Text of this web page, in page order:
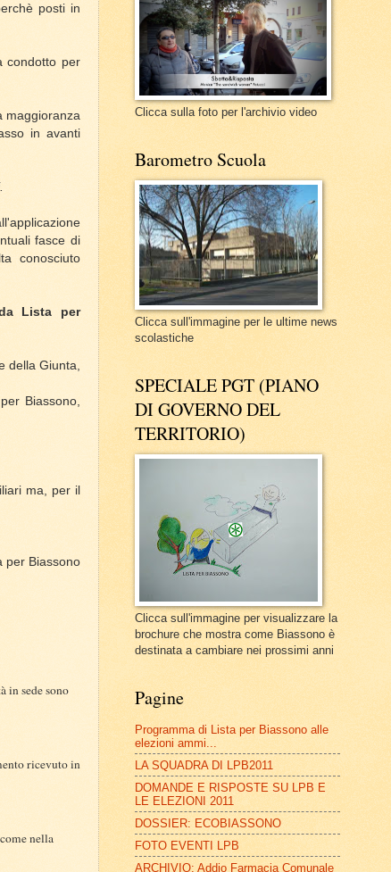
posti in
condotto per
maggioranza
in avanti
fasce di
conosciuto
Lista per
della Giunta,
Biassono,
ma, per il
per Biassono
in sede sono
ricevuto in
nella
Clicca sulla foto per l'archivio video
Barometro Scuola
Clicca sull'immagine per le ultime news
scolastiche
SPECIALE PGT (PIANO
DI GOVERNO DEL
TERRITORIO)
Clicca sull'immagine per visualizzare la
brochure che mostra come Biassono è
destinata a cambiare nei prossimi anni
Pagine
Programma di Lista per Biassono alle
elezioni ammi...
LA SQUADRA DI LPB2011
DOMANDE E RISPOSTE SU LPB E
LE ELEZIONI 2011
DOSSIER: ECOBIASSONO
FOTO EVENTI LPB
ARCHIVIO: Addio Farmacia Comunale